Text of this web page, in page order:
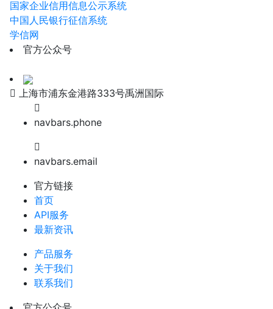
国家企业信用信息公示系统
中国人民银行征信系统
学信网
官方公众号
上海市浦东金港路333号禹洲国际
navbars.phone
navbars.email
官方链接
首页
API服务
最新资讯
产品服务
关于我们
联系我们